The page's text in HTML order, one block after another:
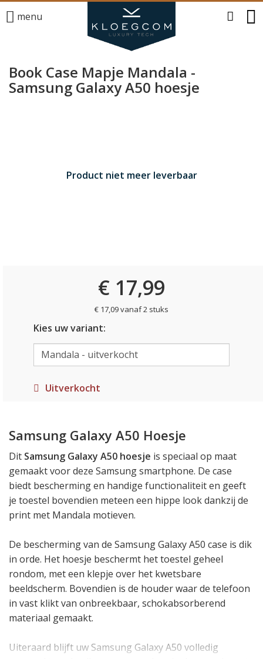
menu
Book Case Mapje Mandala -
Samsung Galaxy A50 hoesje
Product niet meer leverbaar
€ 17,99
€ 17,09 vanaf 2 stuks
Kies uw variant:
Uitverkocht
Samsung Galaxy A50 Hoesje
Dit Samsung Galaxy A50 hoesje is speciaal op maat
gemaakt voor deze Samsung smartphone. De case
biedt bescherming en handige functionaliteit en geeft
je toestel bovendien meteen een hippe look dankzij de
print met Mandala motieven.
De bescherming van de Samsung Galaxy A50 case is dik
in orde. Het hoesje beschermt het toestel geheel
rondom, met een klepje over het kwetsbare
beeldscherm. Bovendien is de houder waar de telefoon
in vast klikt van onbreekbaar, schokabsorberend
materiaal gemaakt.
Uiteraard blijft uw Samsung Galaxy A50 volledig